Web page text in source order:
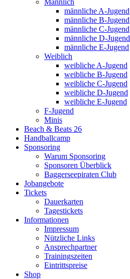
Männlich
männliche A-Jugend
männliche B-Jugend
männliche C-Jugend
männliche D-Jugend
männliche E-Jugend
Weiblich
weibliche A-Jugend
weibliche B-Jugend
weibliche C-Jugend
weibliche D-Jugend
weibliche E-Jugend
F-Jugend
Minis
Beach & Beats 26
Handballcamp
Sponsoring
Warum Sponsoring
Sponsoren Überblick
Baggerseepiraten Club
Jobangebote
Tickets
Dauerkarten
Tagestickets
Informationen
Impressum
Nützliche Links
Ansprechpartner
Trainingszeiten
Eintrittspreise
Shop